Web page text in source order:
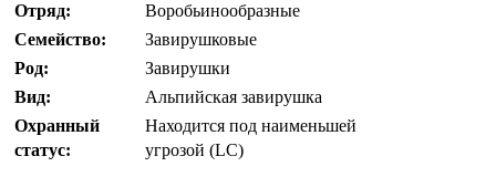
Отряд:
Воробьинообразные
Семейство:
Завирушковые
Род:
Завирушки
Вид:
Альпийская завирушка
Охранный
статус:
Находится под наименьшей
угрозой (LC)